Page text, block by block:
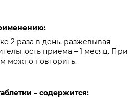
2 раза в день, разжевывая
приема – 1 месяц. При
можно повторить.
– содержится: